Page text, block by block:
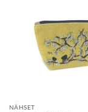
NÄHSET